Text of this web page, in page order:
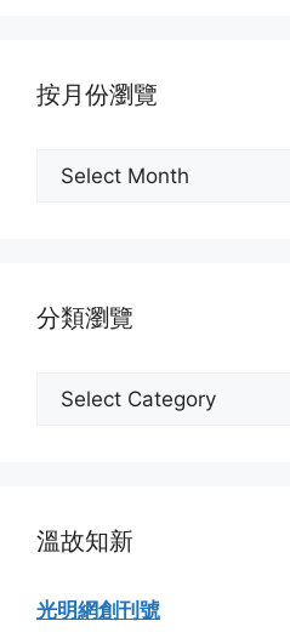
按月份瀏覽
分類瀏覽
溫故知新
光明網創刊號